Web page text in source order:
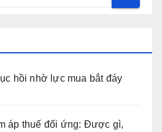
hồi nhờ lực mua bắt đáy
áp thuế đối ứng: Được gì,